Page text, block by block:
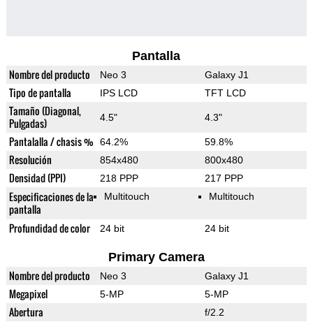
Pantalla
Nombre del producto Neo 3 Galaxy J1
Tipo de pantalla IPS LCD TFT LCD
Tamaño (Diagonal,
Pulgadas)
4.5" 4.3"
Pantalalla / chasis % 64.2% 59.8%
Resolución 854x480 800x480
Densidad (PPI) 218 PPP 217 PPP
Especificaciones de la
pantalla
Multitouch Multitouch
Profundidad de color 24 bit 24 bit
Primary Camera
Nombre del producto Neo 3 Galaxy J1
Megapixel 5-MP 5-MP
Abertura f/2.2